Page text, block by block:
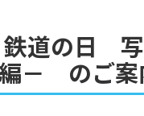
道の日 写
編－ の